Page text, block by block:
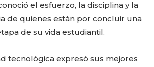
el esfuerzo, la disciplina y la
de quienes están por concluir una
de su vida estudiantil.
tecnológica expresó sus mejores